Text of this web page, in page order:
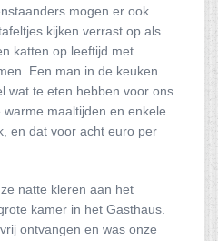
mogen er ook
kijken verrast op als
katten op leeftijd met
Een man in de keuken
wat te eten hebben voor ons.
maaltijden en enkele
en dat voor acht euro per
natte kleren aan het
kamer in het Gasthaus.
ontvangen en was onze